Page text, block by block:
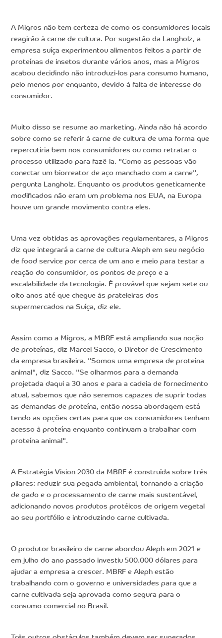
A Migros não tem certeza de como os consumidores locais
reagirão à carne de cultura. Por sugestão da Langholz, a
empresa suíça experimentou alimentos feitos a partir de
proteínas de insetos durante vários anos, mas a Migros
acabou decidindo não introduzi-los para consumo humano,
pelo menos por enquanto, devido à falta de interesse do
consumidor.
Muito disso se resume ao marketing. Ainda não há acordo
sobre como se referir à carne de cultura de uma forma que
repercutiria bem nos consumidores ou como retratar o
processo utilizado para fazê-la. "Como as pessoas vão
conectar um biorreator de aço manchado com a carne",
pergunta Langholz. Enquanto os produtos geneticamente
modificados não eram um problema nos EUA, na Europa
houve um grande movimento contra eles.
Uma vez obtidas as aprovações regulamentares, a Migros
diz que integrará a carne de cultura Aleph em seu negócio
de food service por cerca de um ano e meio para testar a
reação do consumidor, os pontos de preço e a
escalabilidade da tecnologia. É provável que sejam sete ou
oito anos até que chegue às prateleiras dos
supermercados na Suíça, diz ele.
Assim como a Migros, a MBRF está ampliando sua noção
de proteínas, diz Marcel Sacco, o Diretor de Crescimento
da empresa brasileira. "Somos uma empresa de proteína
animal", diz Sacco. "Se olharmos para a demanda
projetada daqui a 30 anos e para a cadeia de fornecimento
atual, sabemos que não seremos capazes de suprir todas
as demandas de proteína, então nossa abordagem está
tendo as opções certas para que os consumidores tenham
acesso à proteína enquanto continuam a trabalhar com
proteína animal".
A Estratégia Vision 2030 da MBRF é construída sobre três
pilares: reduzir sua pegada ambiental, tornando a criação
de gado e o processamento de carne mais sustentável,
adicionando novos produtos protéicos de origem vegetal
ao seu portfólio e introduzindo carne cultivada.
O produtor brasileiro de carne abordou Aleph em 2021 e
em julho do ano passado investiu 500.000 dólares para
ajudar a empresa a crescer. MBRF e Aleph estão
trabalhando com o governo e universidades para que a
carne cultivada seja aprovada como segura para o
consumo comercial no Brasil.